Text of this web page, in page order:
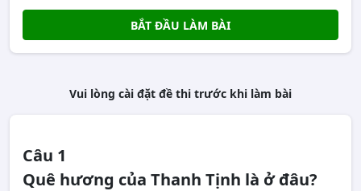
BẮT ĐẦU LÀM BÀI
Vui lòng cài đặt đề thi trước khi làm bài
Câu 1
Quê hương của Thanh Tịnh là ở đâu?